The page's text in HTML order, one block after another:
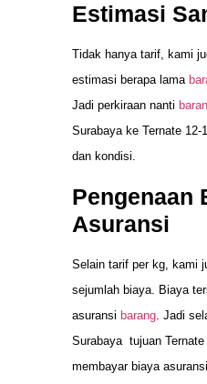
Estimasi
Tidak hanya tarif, kami
estimasi berapa lama
Jadi perkiraan nanti
Surabaya ke Ternate 12-
dan kondisi.
Pengenaan
Asuransi
Selain tarif per kg, kami
sejumlah biaya. Biaya
asuransi barang . Jadi
Surabaya tujuan
membayar biaya asuransi